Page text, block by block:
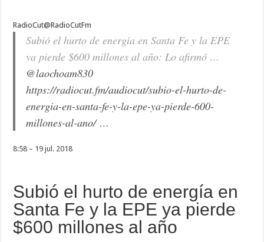
RadioCut@RadioCutFm
Subió el hurto de energía en Santa Fe y la EPE
ya pierde $600 millones al año: Lo afirmó …
@laochoam830
https://radiocut.fm/audiocut/subio-el-hurto-de-
energia-en-santa-fe-y-la-epe-ya-pierde-600-
millones-al-ano/ …
8:58 – 19 jul. 2018
Subió el hurto de energía en
Santa Fe y la EPE ya pierde
$600 millones al año